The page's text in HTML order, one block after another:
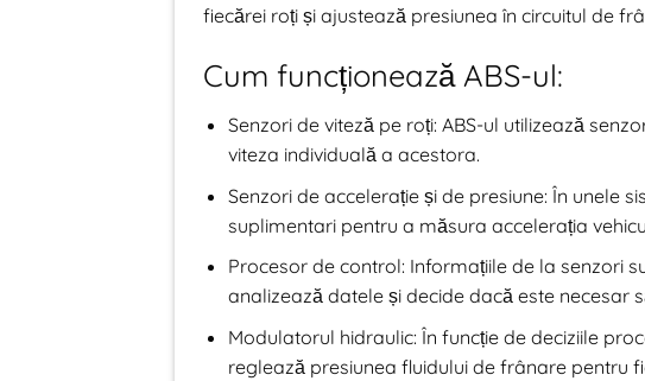
fiecărei roți și ajustează presiunea în circuitul de
Cum funcționează ABS-ul:
Senzori de viteză pe roți: ABS-ul utilizează
viteza individuală a acestora.
Senzori de accelerație și de presiune: În unele
suplimentari pentru a măsura accelerația
Procesor de control: Informațiile de la senzori
analizează datele și decide dacă este necesar
Modulatorul hidraulic: În funcție de deciziile
reglează presiunea fluidului de frânare pentru